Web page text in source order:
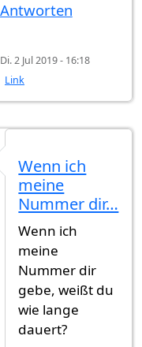
Antworten
Di. 2 Jul 2019 - 16:18
Link
vonHehav
Wenn ich
meine
Nummer dir…
Wenn ich
meine
Nummer dir
gebe, weißt du
wie lange
dauert?